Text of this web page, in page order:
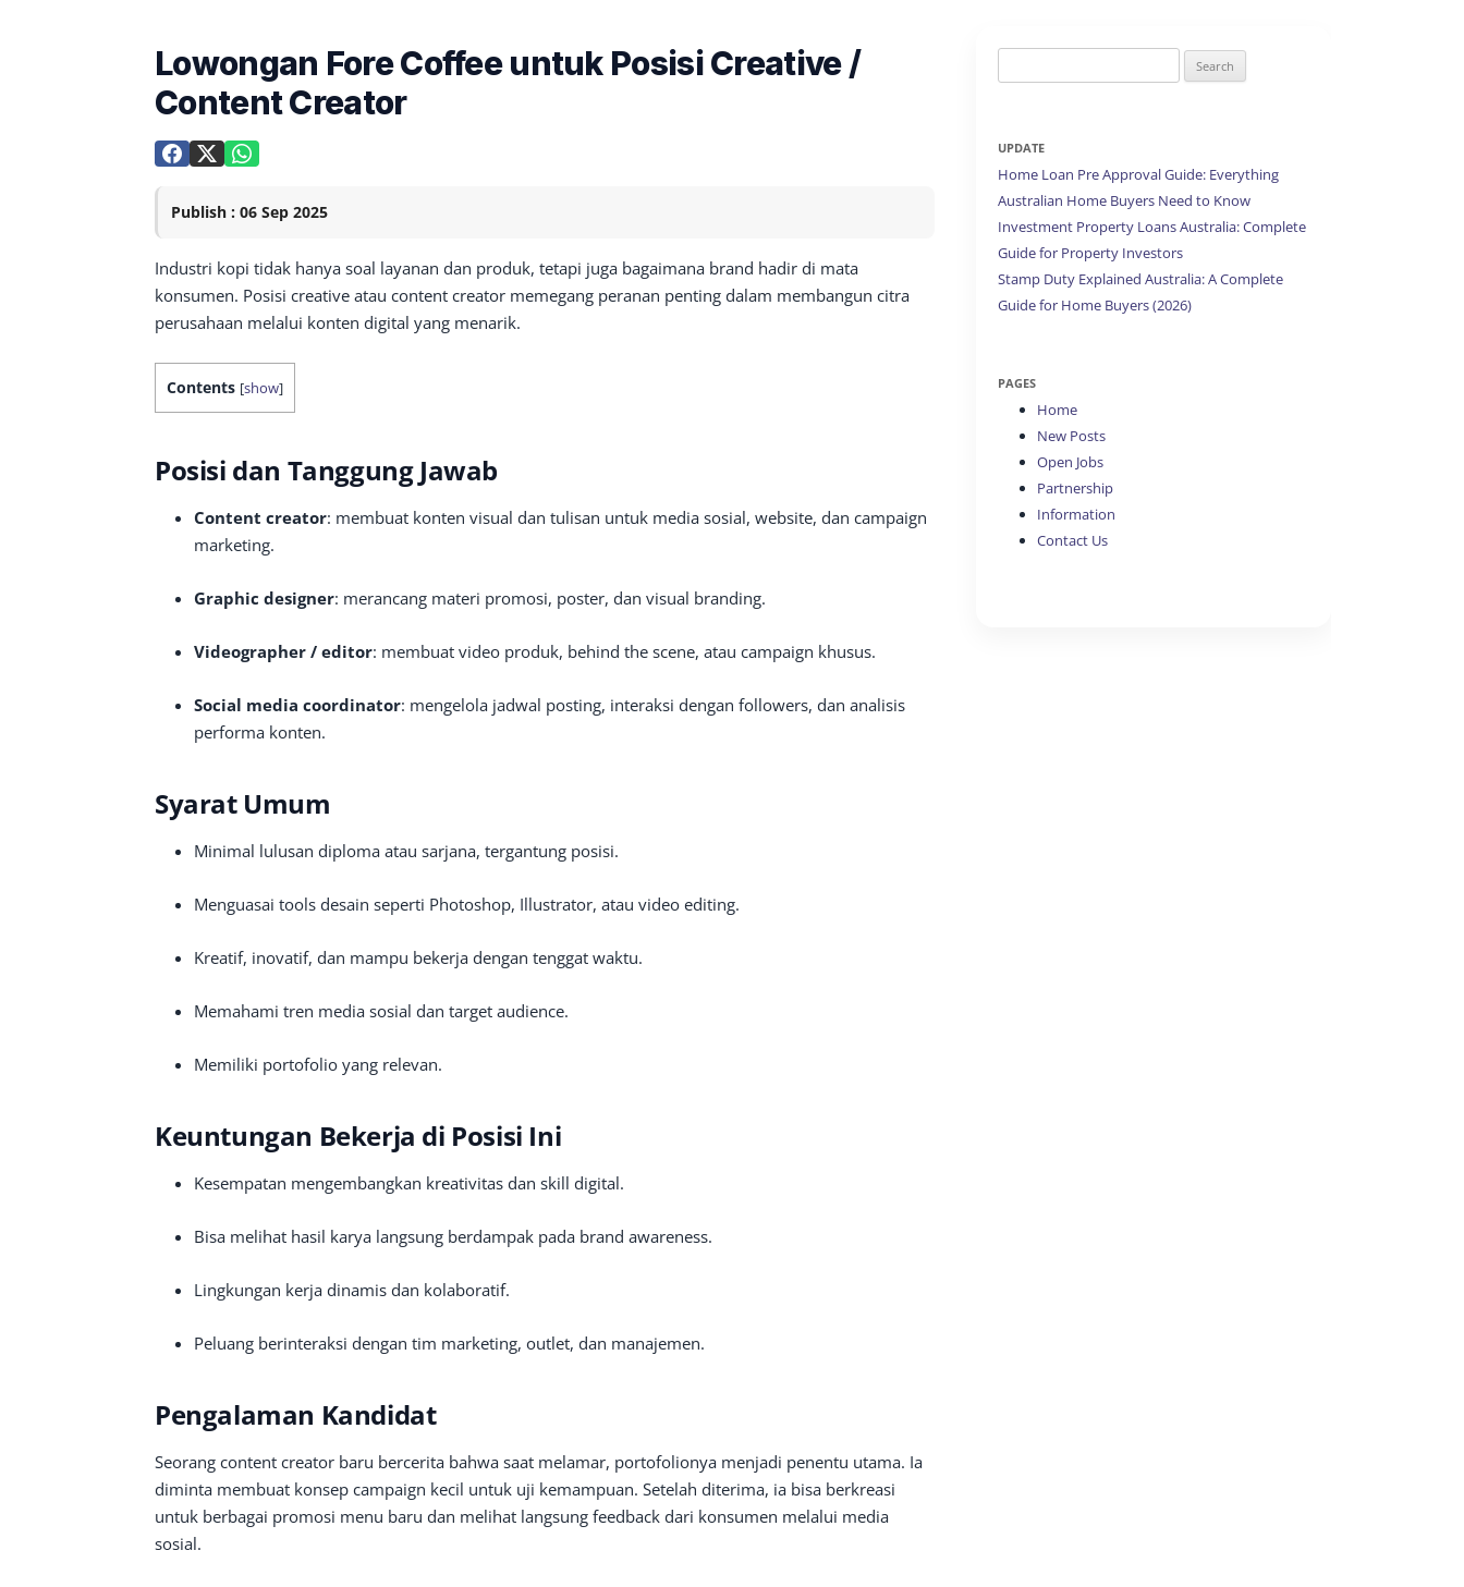
Lowongan Fore Coffee untuk Posisi Creative /
Content Creator
Publish : 06 Sep 2025
Industri kopi tidak hanya soal layanan dan produk, tetapi juga bagaimana brand hadir di mata
konsumen. Posisi creative atau content creator memegang peranan penting dalam membangun citra
perusahaan melalui konten digital yang menarik.
Contents [show]
Posisi dan Tanggung Jawab
Content creator: membuat konten visual dan tulisan untuk media sosial, website, dan campaign
marketing.
Graphic designer: merancang materi promosi, poster, dan visual branding.
Videographer / editor: membuat video produk, behind the scene, atau campaign khusus.
Social media coordinator: mengelola jadwal posting, interaksi dengan followers, dan analisis
performa konten.
Syarat Umum
Minimal lulusan diploma atau sarjana, tergantung posisi.
Menguasai tools desain seperti Photoshop, Illustrator, atau video editing.
Kreatif, inovatif, dan mampu bekerja dengan tenggat waktu.
Memahami tren media sosial dan target audience.
Memiliki portofolio yang relevan.
Keuntungan Bekerja di Posisi Ini
Kesempatan mengembangkan kreativitas dan skill digital.
Bisa melihat hasil karya langsung berdampak pada brand awareness.
Lingkungan kerja dinamis dan kolaboratif.
Peluang berinteraksi dengan tim marketing, outlet, dan manajemen.
Pengalaman Kandidat
Seorang content creator baru bercerita bahwa saat melamar, portofolionya menjadi penentu utama. Ia
diminta membuat konsep campaign kecil untuk uji kemampuan. Setelah diterima, ia bisa berkreasi
untuk berbagai promosi menu baru dan melihat langsung feedback dari konsumen melalui media
sosial.
for:
UPDATE
Home Loan Pre Approval Guide: Everything
Australian Home Buyers Need to Know
Investment Property Loans Australia: Complete
Guide for Property Investors
Stamp Duty Explained Australia: A Complete
Guide for Home Buyers (2026)
PAGES
Home
New Posts
Open Jobs
Partnership
Information
Contact Us